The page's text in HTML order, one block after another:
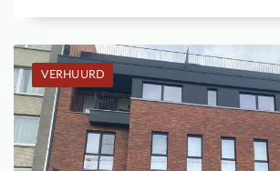
VERHUURD
Verhuurd: Appartement